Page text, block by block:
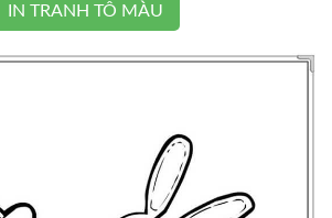
IN TRANH TÔ MÀU